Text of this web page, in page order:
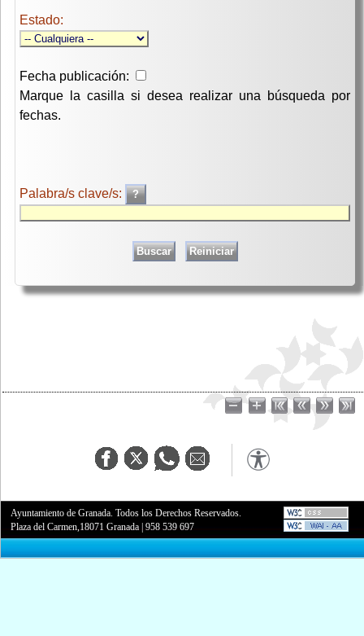
Estado:
Fecha publicación:
Marque la casilla si desea realizar una búsqueda por
fechas.
Palabra/s clave/s:
Ayuntamiento de Granada. Todos los Derechos Reservados.
Plaza del Carmen,18071 Granada |958 539 697